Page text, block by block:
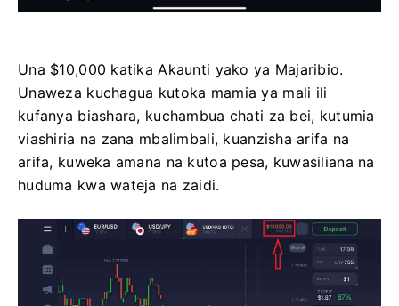
Una $10,000 katika Akaunti yako ya Majaribio.
Unaweza kuchagua kutoka mamia ya mali ili
kufanya biashara, kuchambua chati za bei, kutumia
viashiria na zana mbalimbali, kuanzisha arifa na
arifa, kuweka amana na kutoa pesa, kuwasiliana na
huduma kwa wateja na zaidi.